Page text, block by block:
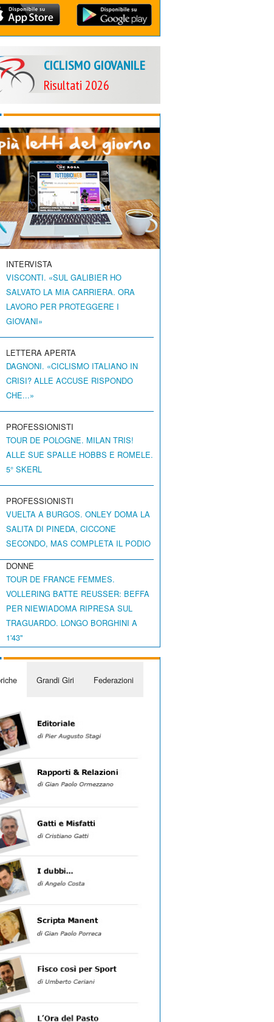
CICLISMO GIOVANILE
Risultati 2026
INTERVISTA
VISCONTI. «SUL GALIBIER HO
SALVATO LA MIA CARRIERA. ORA
LAVORO PER PROTEGGERE I
GIOVANI»
LETTERA APERTA
DAGNONI. «CICLISMO ITALIANO IN
CRISI? ALLE ACCUSE RISPONDO
CHE...»
PROFESSIONISTI
TOUR DE POLOGNE. MILAN TRIS!
ALLE SUE SPALLE HOBBS E ROMELE.
5° SKERL
PROFESSIONISTI
VUELTA A BURGOS. ONLEY DOMA LA
SALITA DI PINEDA, CICCONE
SECONDO, MAS COMPLETA IL PODIO
DONNE
TOUR DE FRANCE FEMMES.
VOLLERING BATTE REUSSER: BEFFA
PER NIEWIADOMA RIPRESA SUL
TRAGUARDO. LONGO BORGHINI A
1'43"
Grandi Giri Federazioni